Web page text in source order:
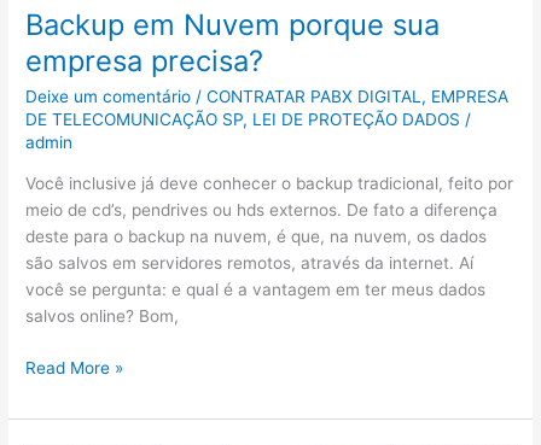
Backup em Nuvem porque sua
empresa precisa?
Deixe um comentário /CONTRATAR PABX DIGITAL , EMPRESA
DE TELECOMUNICAÇÃO SP, LEI DE PROTEÇÃO DADOS /
admin
Você inclusive já deve conhecer o backup tradicional, feito por
meio de cd’s, pendrives ou hds externos. De fato a diferença
deste para o backup na nuvem, é que, na nuvem, os dados
são salvos em servidores remotos, através da internet. Aí
você se pergunta: e qual é a vantagem em ter meus dados
salvos online? Bom,
Read More »